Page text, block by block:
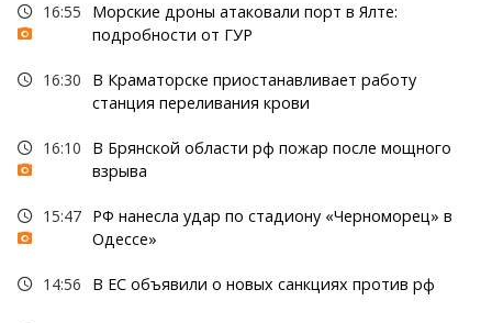
16:55
Морские дроны атаковали порт в Ялте:
подробности от ГУР
16:30
В Краматорске приостанавливает работу
станция переливания крови
16:10
В Брянской области рф пожар после мощного
взрыва
15:47 РФ нанесла удар по стадиону «Черноморец» в
Одессе»
14:56 В ЕС объявили о новых санкциях против рф